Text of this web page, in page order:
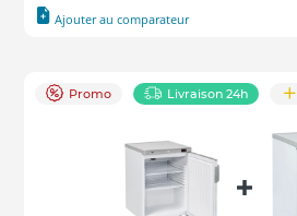
Ajouter au comparateur
Promo Livraison 24h